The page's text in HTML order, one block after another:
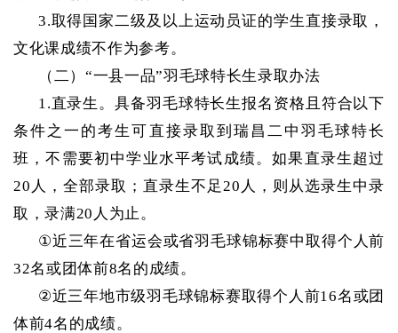
3.取得国家二级及以上运动员证的学生直接录取，
文化课成绩不作为参考。
（二） “一县一品”羽毛球特长生录取办法
1.直录生。具备羽毛球特长生报名资格且符合以下
条件之一的考生可直接录取到瑞昌二中羽毛球特长
班，不需要初中学业水平考试成绩。如果直录生超过
20人，全部录取；直录生不足20人，则从选录生中录
取，录满20人为止。
①近三年在省运会或省羽毛球锦标赛中取得个人前
32名或团体前8名的成绩。
②近三年地市级羽毛球锦标赛取得个人前16名或团
体前4名的成绩。